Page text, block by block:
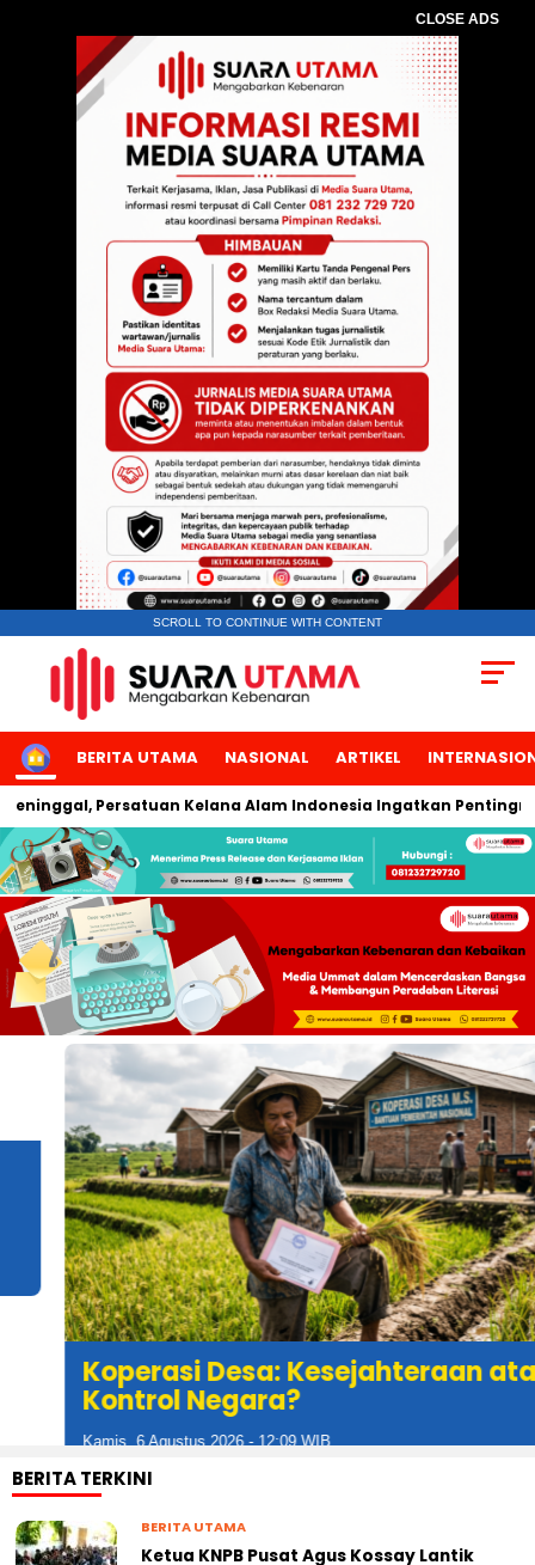
CLOSE ADS
SCROLL TO CONTINUE WITH CONTENT
HOMEBERITA UTAMA NASIONAL ARTIKEL
Kelana Alam Indonesia Ingatkan Pentingnya
Koperasi Desa: Kesejahteraan atau
Kontrol Negara?
Kamis, 6 Agustus 2026 - 12:09 WIB
BERITA TERKINI
BERITA UTAMA